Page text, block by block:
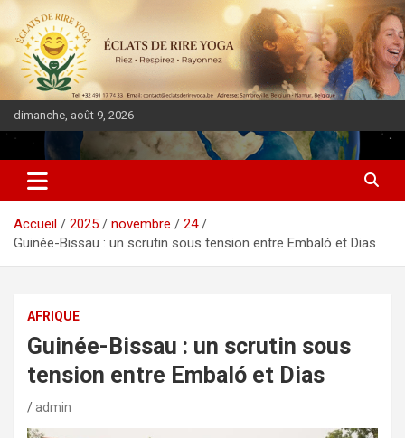
dimanche, août 9, 2026
DIASPORA PULSE
Accueil 2025 novembre
24
Guinée-Bissau : un scrutin sous tension entre Embaló et Dias
AFRIQUE
Guinée-Bissau : un scrutin sous
tension entre Embaló et Dias
admin